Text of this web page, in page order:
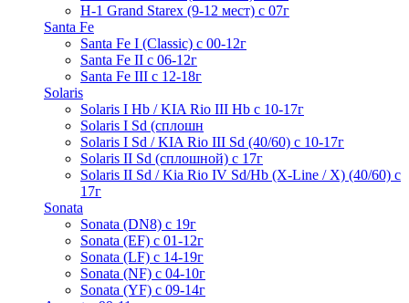
H-1 Grand Starex (9-12 мест) с 07г
Santa Fe
Santa Fe I (Classic) с 00-12г
Santa Fe II с 06-12г
Santa Fe III c 12-18г
Solaris
Solaris I Hb / KIA Rio III Hb с 10-17г
Solaris I Sd (сплошн
Solaris I Sd / KIA Rio III Sd (40/60) с 10-17г
Solaris II Sd (сплошной) с 17г
Solaris II Sd / Kia Rio IV Sd/Hb (X-Line / X) (40/60) с
17г
Sonata
Sonata (DN8) с 19г
Sonata (EF) с 01-12г
Sonata (LF) с 14-19г
Sonata (NF) с 04-10г
Sonata (YF) с 09-14г